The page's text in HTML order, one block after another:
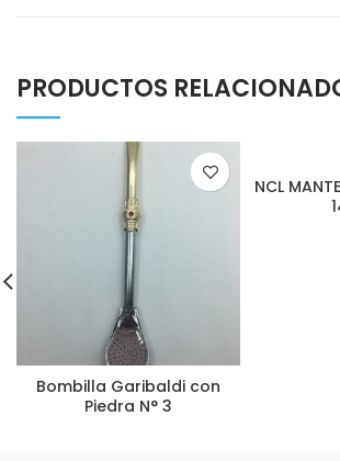
PRODUCTOS
Bombilla Garibaldi con
Piedra N° 3
NCL